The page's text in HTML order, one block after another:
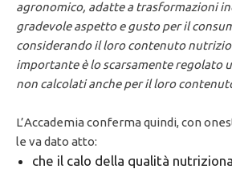
agronomico, adatte a trasformazioni
gradevole aspetto e gusto per il
considerando il loro contenuto
importante è lo scarsamente regolato
non calcolati anche per il loro
L’Accademia conferma quindi, con
le va dato atto:
che il calo della qualità